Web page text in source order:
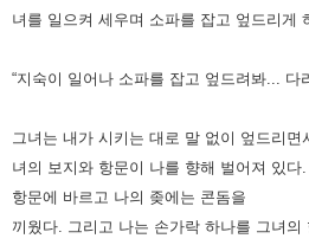
녀를 일으켜 세우며 소파를 잡고 엎드리게
“지숙이 일어나 소파를 잡고 엎드려봐...
그녀는 내가 시키는 대로 말 없이 엎드리
녀의 보지와 항문이 나를 향해 벌어져 있다.
항문에 바르고 나의 좆에는 콘돔을
끼웠다.
그리고 나는 손가락 하나를 그녀의